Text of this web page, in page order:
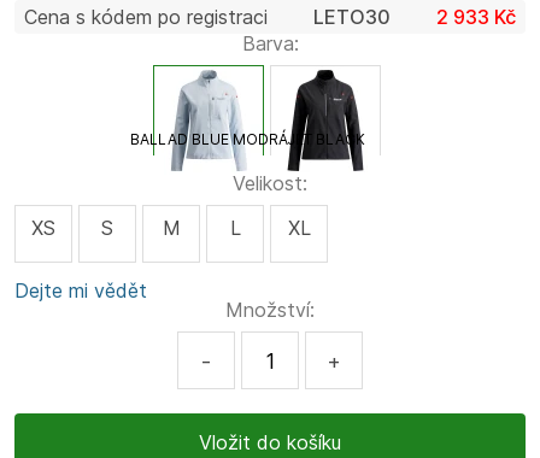
Cena s kódem po registraci LETO30
2 933 Kč
Barva:
BALLAD BLUE MODRÁJET BLACK
Velikost:
XS
S M L XL
Dejte mi vědět
Množství:
- +